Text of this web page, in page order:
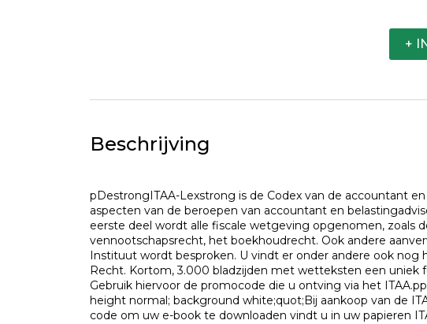
+
Beschrijving
pDestrongITAA-Lexstrong is de Codex van de accountant
aspecten van de beroepen van accountant en
eerste deel wordt alle fiscale wetgeving opgenomen, zoals
vennootschapsrecht, het boekhoudrecht. Ook andere
Instituut wordt besproken. U vindt er onder andere ook
Recht. Kortom, 3.000 bladzijden met wetteksten een uniek
Gebruik hiervoor de promocode die u ontving via het
height normal; background white;quot;Bij aankoop van de
code om uw e-book te downloaden vindt u in uw papieren